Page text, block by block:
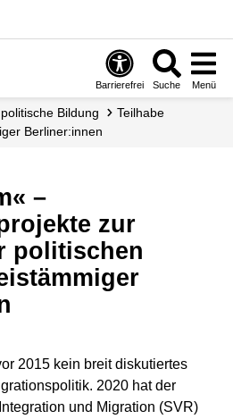
Barrierefrei Suche Menü
Bildung
Teilhabe
Berliner:innen
zur
politischen
2015 kein breit diskutiertes
2020 hat der
und Migration (SVR)